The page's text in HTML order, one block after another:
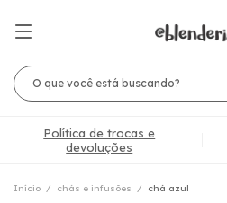
Política de trocas e
devoluções
Início / chás e infusões / chá azul